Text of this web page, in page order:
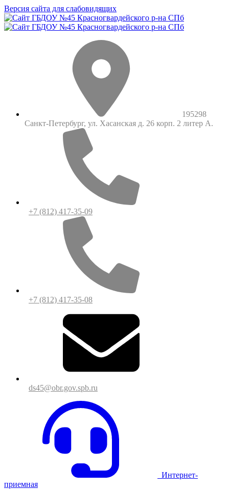
Версия сайта для слабовидящих
195298
Санкт-Петербург, ул. Хасанская д. 26 корп. 2 литер А.
+7 (812) 417-35-09
+7 (812) 417-35-08
ds45@obr.gov.spb.ru
Интернет-
приемная